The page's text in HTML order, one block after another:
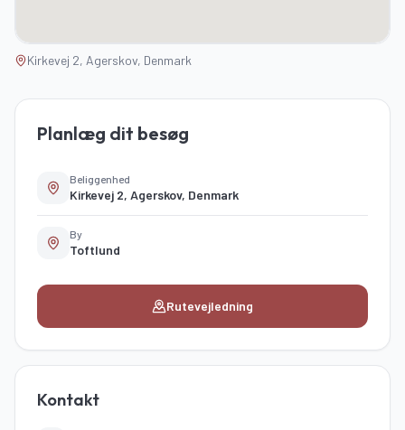
Kirkevej 2, Agerskov, Denmark
Planlæg dit besøg
Beliggenhed
Kirkevej 2, Agerskov, Denmark
By
Toftlund
Rutevejledning
Kontakt